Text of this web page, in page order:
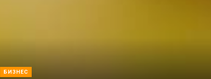
БИЗНЕС